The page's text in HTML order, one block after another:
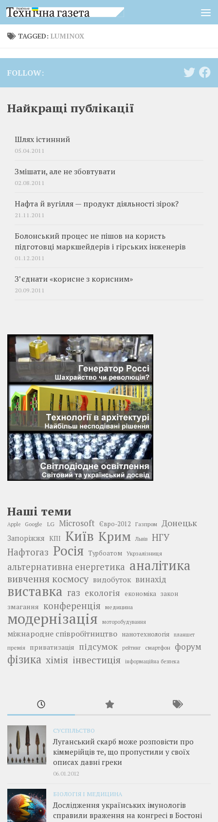
Skip to content
TAGGED: LUMINOX
FOLLOW:
Найкращі публікації
Шлях істинний
05.04.2011
Змішати, але не збовтувати
02.08.2011
Нафта й вугілля — продукт діяльності зірок?
21.11.2011
Болонський процес не пішов на користь
підготовці маркшейдерів і гірських інженерів
01.12.2011
З’єднати «корисне з корисним»
20.09.2011
Наші теми
Apple Google LG Microsoft Євро-2012 Газпром Донецьк
Запоріжжя КПІ Київ Крим Львів
НГУ
Нафтогаз Росія Турбоатом Укрзалізниця
альтернативна енергетика аналітика
вивчення космосу видобуток винахід
виставка газ екологія економіка закон
змагання конференція медицина
модернізація моторобудування
міжнародне співробітництво нанотехнологія планшет
премія приватизація підсумок рейтинг смартфон форум
фізика хімія інвестиція інформаційна безпека
СУСПІЛЬСТВО
Луганський скарб може розповісти про
кіммерійців те, що пропустили у своїх
описах давні греки
06.01.2012
БІОЛОГІЯ І МЕДИЦИНА
Дослідження українських імунологів
справили враження на конгресі в Бостоні